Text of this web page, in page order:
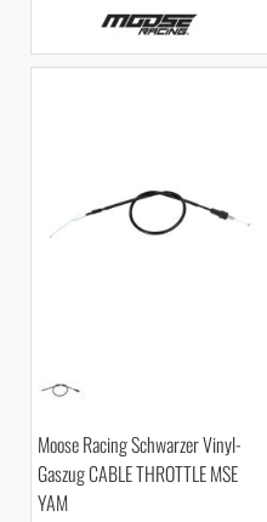
Moose Racing Schwarzer Vinyl-
Gaszug CABLE THROTTLE MSE
YAM